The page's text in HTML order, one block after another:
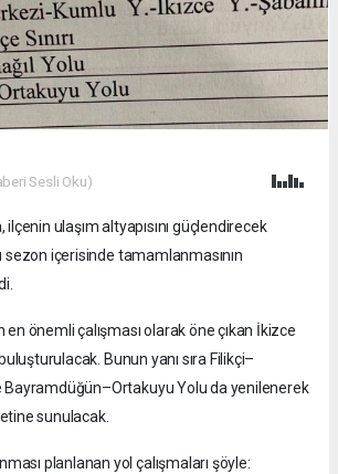
Sesli Oku)
ilçenin ulaşım altyapısını güçlendirecek
içerisinde tamamlanmasının
en önemli çalışması olarak öne çıkan İkizce
Bunun yanı sıra Filikçi–
Bayramdüğün–Ortakuyu Yolu da yenilenerek
sunulacak.
planlanan yol çalışmaları şöyle: